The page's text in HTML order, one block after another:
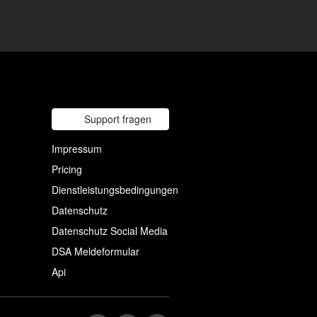
Support fragen
Impressum
Pricing
Dienstleistungsbedingungen
Datenschutz
Datenschutz Social Media
DSA Meldeformular
Api